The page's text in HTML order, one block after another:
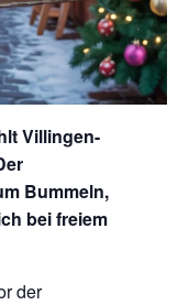
Villingen-
Bummeln,
bei freiem
der